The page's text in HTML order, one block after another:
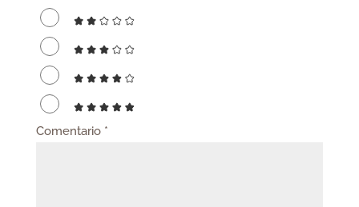
Comentario *